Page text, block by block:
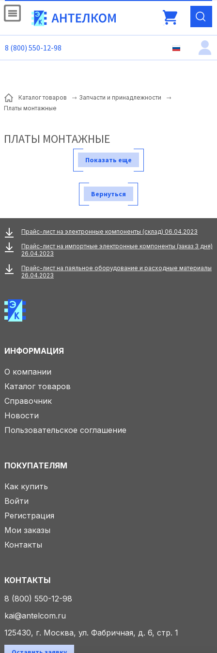
8 (800) 550-12-98
Каталог товаров
Запчасти и принадлежности
Платы монтажные
ПЛАТЫ МОНТАЖНЫЕ
Показать еще
Вернуться
Прайс-лист на электронные компоненты (склад) 06.04.2023
Прайс-лист на импортные электронные компоненты (заказ 3 дня)
26.04.2023
Прайс-лист на паяльное оборудование и расходные материалы
26.04.2023
ИНФОРМАЦИЯ
О компании
Каталог товаров
Справочник
Новости
Пользовательское соглашение
ПОКУПАТЕЛЯМ
Как купить
Войти
Регистрация
Мои заказы
Контакты
КОНТАКТЫ
8 (800) 550-12-98
kai@antelcom.ru
125430, г. Москва, ул. Фабричная, д. 6, стр. 1